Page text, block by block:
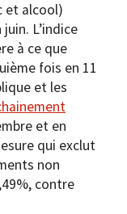
et alcool)
L’indice
à ce que
fois en 11
et les
et en
qui exclut
non
contre